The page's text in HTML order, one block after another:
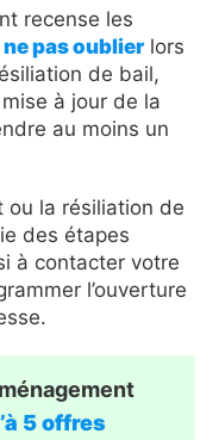
recense les
pas oublierlors
de bail,
à jour de la
au moins un
ou la résiliation de
des étapes
à contacter votre
l’ouverture
5 offres